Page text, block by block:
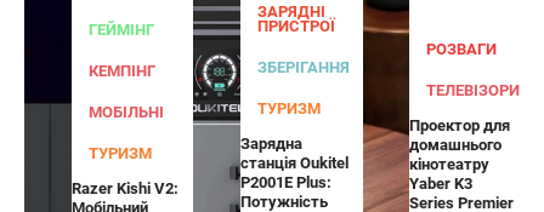
ГЕЙМІНГ
КЕМПІНГ
МОБІЛЬНІ
ТУРИЗМ
Razer Kishi V2:
Мобільний
ЗАРЯДНІ
ПРИСТРОЇ
ЗБЕРІГАННЯ
ТУРИЗМ
Зарядна
станція Oukitel
P2001E Plus:
Потужність
РОЗВАГИ
ТЕЛЕВІЗОРИ
Проектор для
домашнього
кінотеатру
Yaber K3
Series Premier
ГЕЙМІНГ
Бездротовий контролер 8BitDo Lite
SE 2.4G для Xbox
В'ячеслав 2024-09-03
8BitDo Lite SE 2.4G — це компактний
бездротовий контролер, розроблений